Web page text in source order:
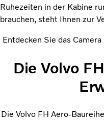
Ruhezeiten in der Kabine
brauchen, steht Ihnen zur
Entdecken Sie das
Die Volvo
Die Volvo FH Aero-